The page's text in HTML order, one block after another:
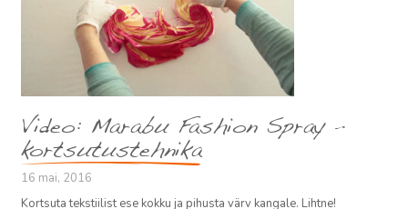
Video: Marabu Fashion Spray –
kortsutustehnika
16 mai, 2016
Kortsuta tekstiilist ese kokku ja pihusta värv kangale. Lihtne!